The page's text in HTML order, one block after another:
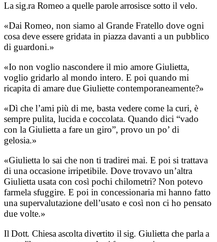
La sig.ra Romeo a quelle parole arrosisce sotto il velo.
«Dai Romeo, non siamo al Grande Fratello dove ogni
cosa deve essere gridata in piazza davanti a un pubblico
di guardoni.»
«Io non voglio nascondere il mio amore Giulietta,
voglio gridarlo al mondo intero. E poi quando mi
ricapita di amare due Giuliette contemporaneamente?»
«Dì che l’ami più di me, basta vedere come la curi, è
sempre pulita, lucida e coccolata. Quando dici “vado
con la Giulietta a fare un giro”, provo un po’ di
gelosia.»
«Giulietta lo sai che non ti tradirei mai. E poi si trattava
di una occasione irripetibile. Dove trovavo un’altra
Giulietta usata con così pochi chilometri? Non potevo
farmela sfuggire. E poi in concessionaria mi hanno fatto
una supervalutazione dell’usato e così non ci ho pensato
due volte.»
Il Dott. Chiesa ascolta divertito il sig. Giulietta che parla a